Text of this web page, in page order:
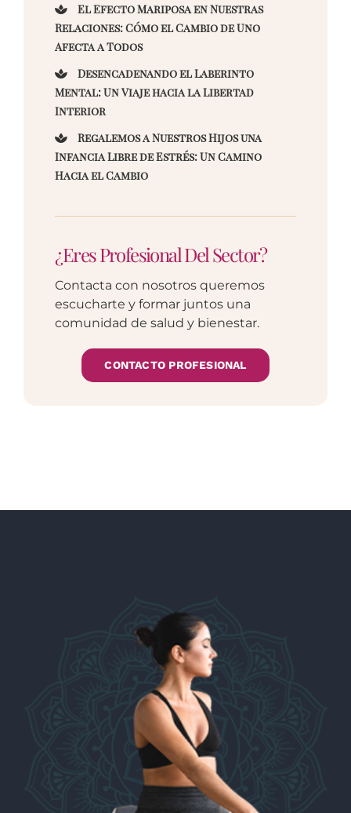
El Efecto Mariposa en Nuestras
Relaciones: Cómo el Cambio de Uno
Afecta a Todos
Desencadenando el Laberinto
Mental: Un Viaje hacia la Libertad
Interior
Regalemos a Nuestros Hijos una
Infancia Libre de Estrés: Un Camino
Hacia el Cambio
¿Eres Profesional Del Sector?
Contacta con nosotros queremos
escucharte y formar juntos una
comunidad de salud y bienestar.
CONTACTO PROFESIONAL